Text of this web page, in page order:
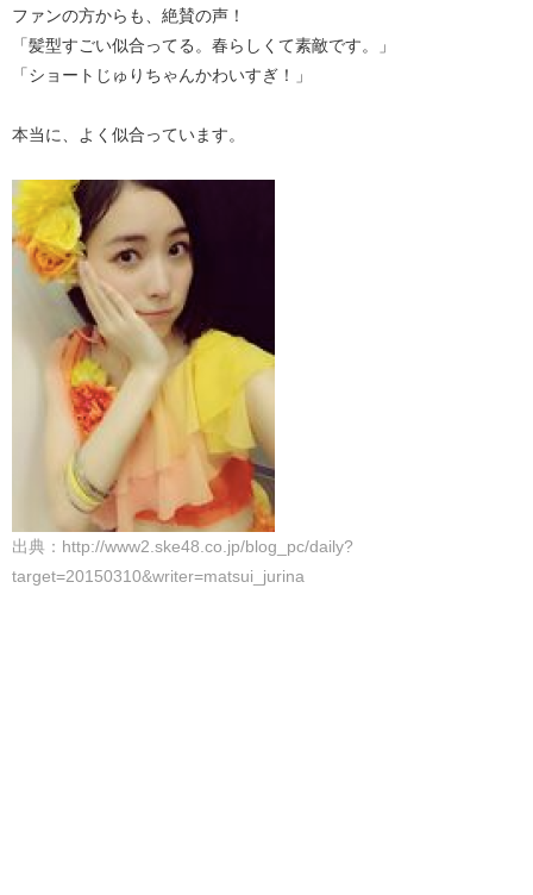
ファンの方からも、絶賛の声！
「髪型すごい似合ってる。春らしくて素敵です。」
「ショートじゅりちゃんかわいすぎ！」
本当に、よく似合っています。
出典：http://www2.ske48.co.jp/blog_pc/daily?
target=20150310&writer=matsui_jurina